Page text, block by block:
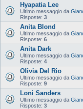
Hyapatia Lee
Ultimo messaggio da
Risposte: 3
Anita Blond
Ultimo messaggio da
Risposte: 6
Anita Dark
Ultimo messaggio da
Risposte: 4
Olivia Del Rio
Ultimo messaggio da
Risposte: 9
Loni Sanders
Ultimo messaggio da
Risposte: 3